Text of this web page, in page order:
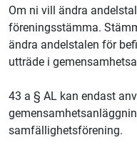
Om ni vill ändra
föreningsstämma.
ändra andelstalen för
utträde i
43 a § AL kan endast
samfällighetsförening.